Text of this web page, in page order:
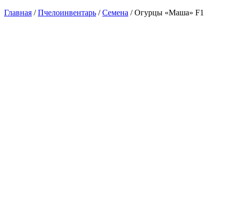
Главная /Пчелоинвентарь /Семена / Огурцы «Маша» F1